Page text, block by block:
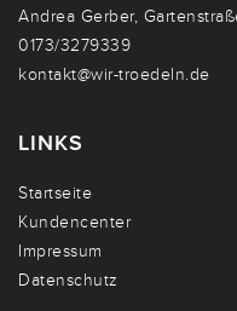
Andrea Gerber,
0173/3279339
kontakt@wir-troedeln.de
LINKS
Startseite
Kundencenter
Impressum
Datenschutz